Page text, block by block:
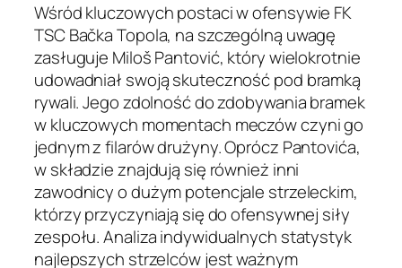
Wśród kluczowych postaci w ofensywie FK
TSC Bačka Topola, na szczególną uwagę
zasługuje Miloš Pantović, który wielokrotnie
udowadniał swoją skuteczność pod bramką
rywali. Jego zdolność do zdobywania bramek
w kluczowych momentach meczów czyni go
jednym z filarów drużyny. Oprócz Pantovića,
w składzie znajdują się również inni
zawodnicy o dużym potencjale strzeleckim,
którzy przyczyniają się do ofensywnej siły
zespołu. Analiza indywidualnych statystyk
najlepszych strzelców jest ważnym